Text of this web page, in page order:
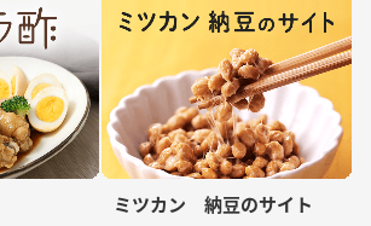
ミツカン 納豆のサイト